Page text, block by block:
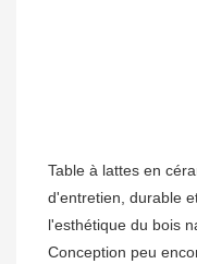
Table à lattes en
d'entretien, durable
l'esthétique du bois
Conception peu